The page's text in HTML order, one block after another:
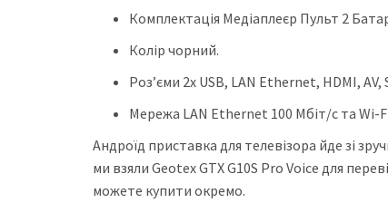
Комплектація Медіаплеєр Пульт 2
Колір чорний.
Роз’єми 2x USB, LAN Ethernet, HDMI, AV,
Мережа LAN Ethernet 100 Мбіт/с та Wi-
Андроїд приставка для телевізора йде зі
ми взяли Geotex GTX G10S Pro Voice для
можете купити окремо.